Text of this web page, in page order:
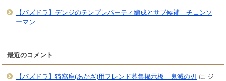
【パズドラ】デンジのテンプレパーティ編成とサブ候補｜チェンソ
ーマン
最近のコメント
【パズドラ】猗窩座(あかざ)用フレンド募集掲示板｜鬼滅の刃 に ジ